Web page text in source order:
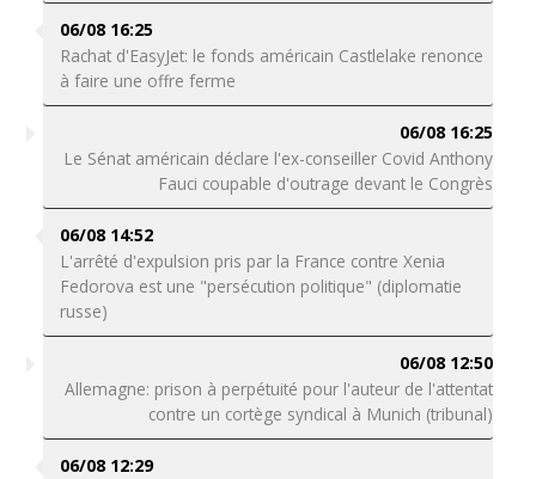
06/08 16:25
Rachat d'EasyJet: le fonds américain Castlelake renonce
à faire une offre ferme
06/08 16:25
Le Sénat américain déclare l'ex-conseiller Covid Anthony
Fauci coupable d'outrage devant le Congrès
06/08 14:52
L'arrêté d'expulsion pris par la France contre Xenia
Fedorova est une "persécution politique" (diplomatie
russe)
06/08 12:50
Allemagne: prison à perpétuité pour l'auteur de l'attentat
contre un cortège syndical à Munich (tribunal)
06/08 12:29